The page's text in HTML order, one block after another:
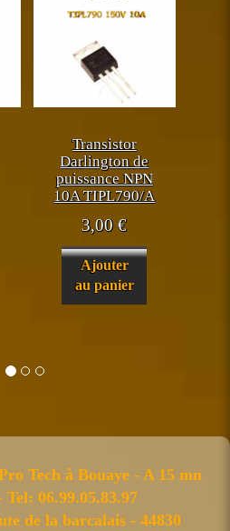
Transistor
Darlington de
puissance NPN
10A TIPL790/A
3,00€
Ajouter
au panier
Tech à Bouaye - A 15 mn
Tel: 06.99.05.83.97
de la barcalais - 44830